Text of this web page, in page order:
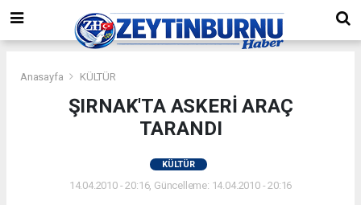
Anasayfa KÜLTÜR
ŞIRNAK'TA ASKERİ ARAÇ
TARANDI
KÜLTÜR
14.04.2010 - 20:16, Güncelleme: 14.04.2010 - 20:16